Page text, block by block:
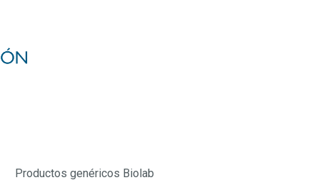
Productos genéricos Biolab